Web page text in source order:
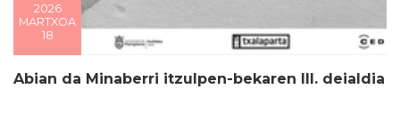
2026
MARTXOA
18
Abian da Minaberri itzulpen-bekaren III. deialdia